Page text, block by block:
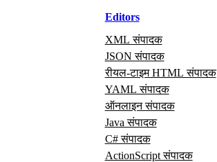
Editors
XML संपादक
JSON संपादक
रीयल‑टाइम HTML संपादक
YAML संपादक
ऑनलाइन संपादक
Java संपादक
C# संपादक
ActionScript संपादक